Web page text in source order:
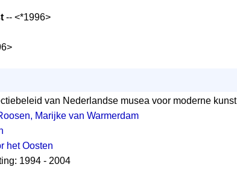
-- <*1996>
van Nederlandse musea voor moderne kunst
Marijke van Warmerdam
het Oosten
1994 - 2004